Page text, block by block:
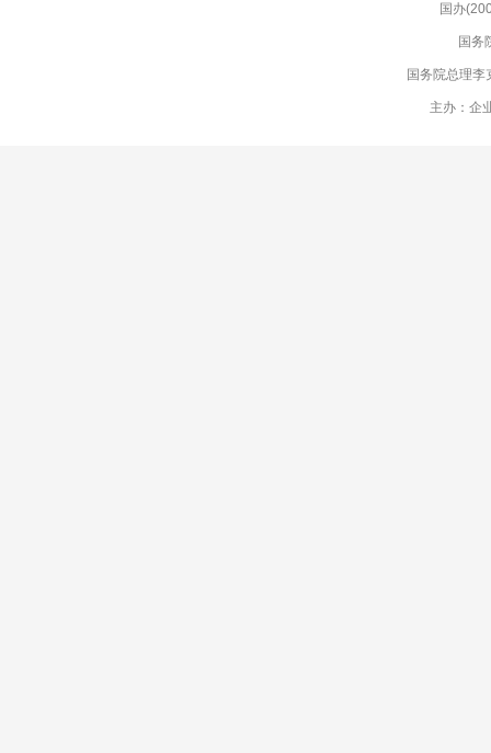
国办
国务
国务院总理
主办：企